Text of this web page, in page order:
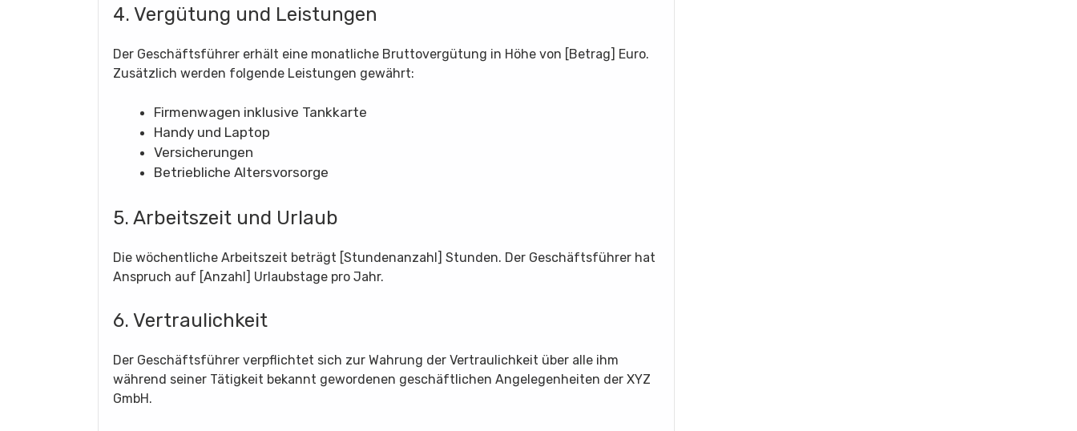
4. Vergütung und Leistungen
Der Geschäftsführer erhält eine monatliche Bruttovergütung in Höhe von [Betrag] Euro.
Zusätzlich werden folgende Leistungen gewährt:
Firmenwagen inklusive Tankkarte
Handy und Laptop
Versicherungen
Betriebliche Altersvorsorge
5. Arbeitszeit und Urlaub
Die wöchentliche Arbeitszeit beträgt [Stundenanzahl] Stunden. Der Geschäftsführer hat
Anspruch auf [Anzahl] Urlaubstage pro Jahr.
6. Vertraulichkeit
Der Geschäftsführer verpflichtet sich zur Wahrung der Vertraulichkeit über alle ihm
während seiner Tätigkeit bekannt gewordenen geschäftlichen Angelegenheiten der XYZ
GmbH.